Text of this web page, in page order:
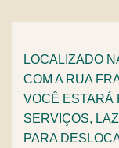
LOCALIZADO
COM A RUA
VOCÊ ESTARÁ
SERVIÇOS,
PARA